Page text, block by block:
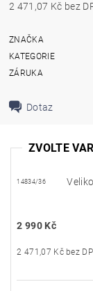
2 471,07 Kč
ZNAČKA
KATEGORIE
ZÁRUKA
Dotaz
ZVOLTE
14834/36
2 990 Kč
2 471,07 Kč bez